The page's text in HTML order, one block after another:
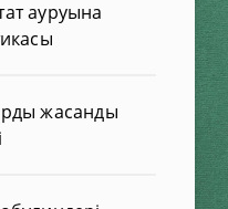
ауруына
жасанды